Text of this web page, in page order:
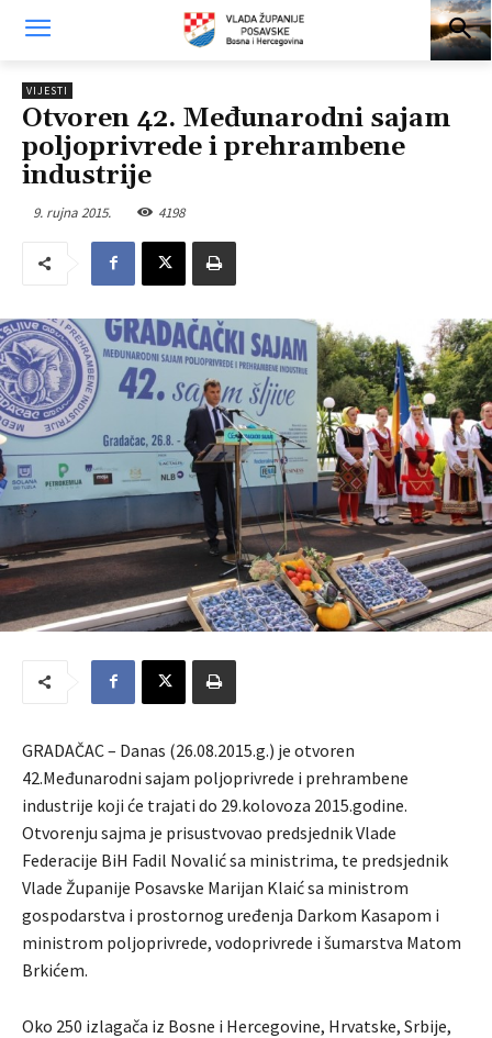
VIJESTI
Otvoren 42. Međunarodni sajam
poljoprivrede i prehrambene
industrije
9. rujna 2015. 4198
GRADAČAC – Danas (26.08.2015.g.) je otvoren
42.Međunarodni sajam poljoprivrede i prehrambene
industrije koji će trajati do 29.kolovoza 2015.godine.
Otvorenju sajma je prisustvovao predsjednik Vlade
Federacije BiH Fadil Novalić sa ministrima, te predsjednik
Vlade Županije Posavske Marijan Klaić sa ministrom
gospodarstva i prostornog uređenja Darkom Kasapom i
ministrom poljoprivrede, vodoprivrede i šumarstva Matom
Brkićem.
Oko 250 izlagača iz Bosne i Hercegovine, Hrvatske, Srbije,